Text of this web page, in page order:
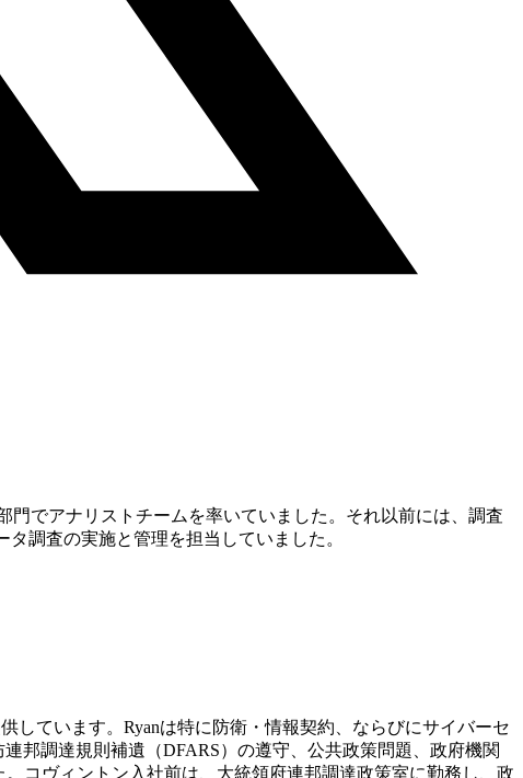
でアナリストチームを率いていました。それ以前には、調査
調査の実施と管理を担当していました。
しています。Ryanは特に防衛・情報契約、ならびにサイバーセ
邦調達規則補遺（DFARS）の遵守、公共政策問題、政府機関
コヴィントン入社前は、大統領府連邦調達政策室に勤務し、政